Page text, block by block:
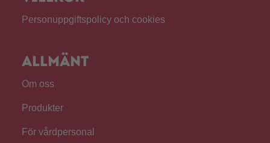
Personuppgiftspolicy och cookies
Allmänt
Om oss
Produkter
För vårdpersonal